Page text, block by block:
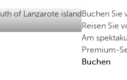
Buchen Sie
Reisen Sie
Am
Premium-
Buchen